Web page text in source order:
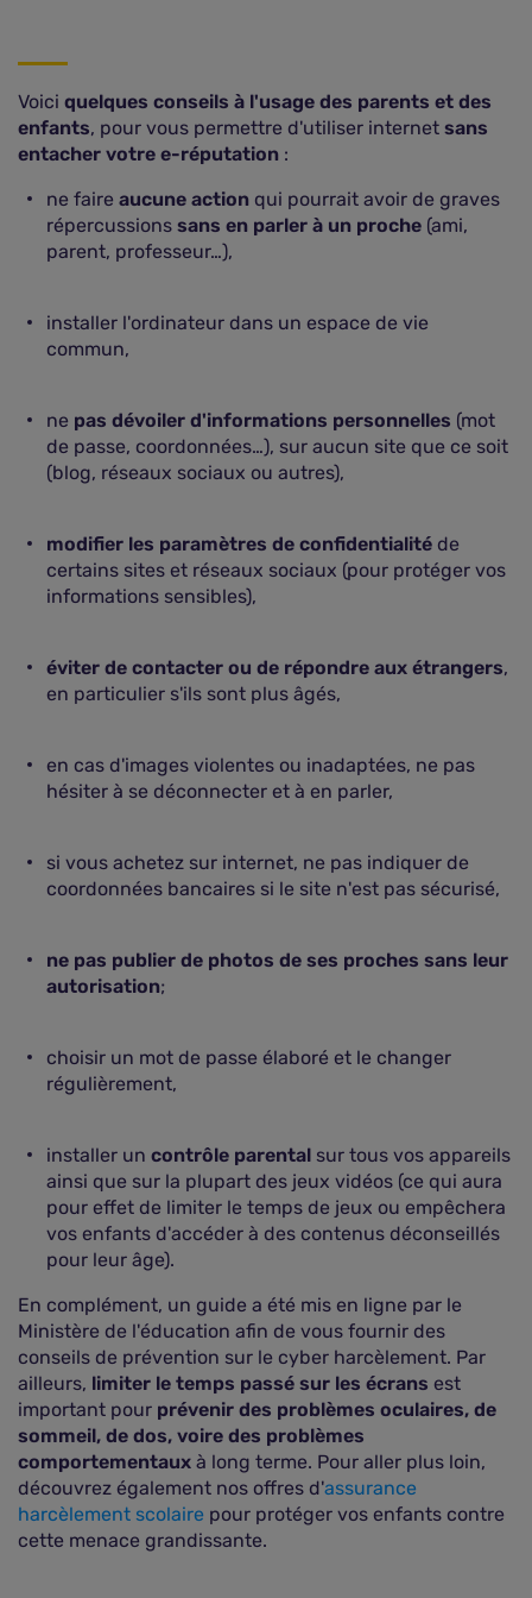
Voici quelques conseils à l'usage des parents et des
enfants, pour vous permettre d'utiliser internet sans
entacher votre e-réputation :
ne faire aucune action qui pourrait avoir de graves
répercussions sans en parler à un proche (ami,
parent, professeur…),
installer l'ordinateur dans un espace de vie
commun,
ne pas dévoiler d'informations personnelles (mot
de passe, coordonnées…), sur aucun site que ce soit
(blog, réseaux sociaux ou autres),
modifier les paramètres de confidentialité de
certains sites et réseaux sociaux (pour protéger vos
informations sensibles),
éviter de contacter ou de répondre aux étrangers,
en particulier s'ils sont plus âgés,
en cas d'images violentes ou inadaptées, ne pas
hésiter à se déconnecter et à en parler,
si vous achetez sur internet, ne pas indiquer de
coordonnées bancaires si le site n'est pas sécurisé,
ne pas publier de photos de ses proches sans leur
autorisation;
choisir un mot de passe élaboré et le changer
régulièrement,
installer un contrôle parental sur tous vos appareils
ainsi que sur la plupart des jeux vidéos (ce qui aura
pour effet de limiter le temps de jeux ou empêchera
vos enfants d'accéder à des contenus déconseillés
pour leur âge).
En complément, un guide a été mis en ligne par le
Ministère de l'éducation afin de vous fournir des
conseils de prévention sur le cyber harcèlement. Par
ailleurs, limiter le temps passé sur les écrans est
important pour prévenir des problèmes oculaires, de
sommeil, de dos, voire des problèmes
comportementaux à long terme. Pour aller plus loin,
découvrez également nos offres d'assurance
harcèlement scolaire pour protéger vos enfants contre
cette menace grandissante.